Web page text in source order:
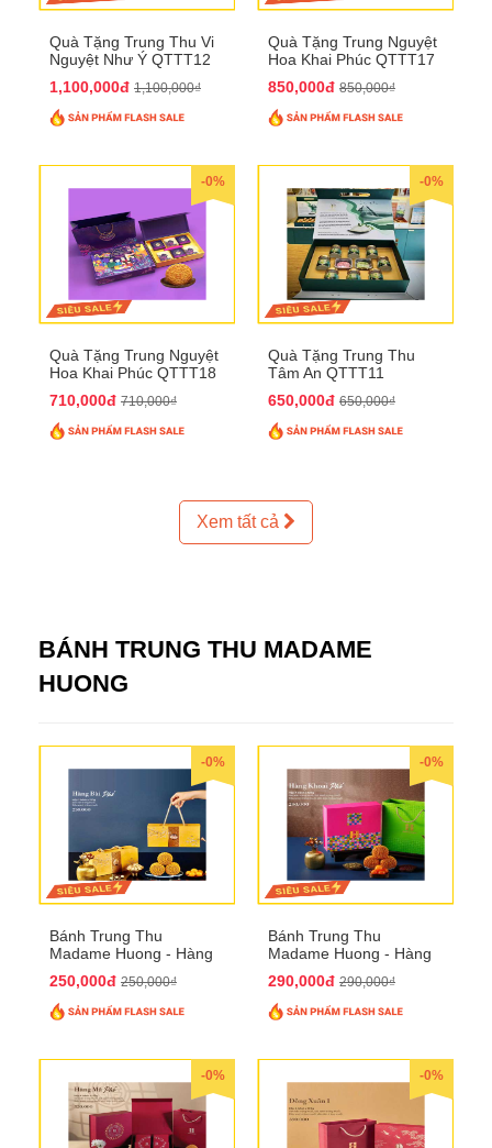
Quà Tặng Trung Thu Vi
Nguyệt Như Ý QTTT12
1,100,000đ 1,100,000₫
Quà Tặng Trung Nguyệt
Hoa Khai Phúc QTTT17
850,000đ 850,000₫
-0%
Quà Tặng Trung Nguyệt
Hoa Khai Phúc QTTT18
710,000đ 710,000₫
-0%
Quà Tặng Trung Thu
Tâm An QTTT11
650,000đ 650,000₫
Xem tất cả
BÁNH TRUNG THU MADAME
HUONG
-0%
Bánh Trung Thu
Madame Huong - Hàng
250,000đ 250,000₫
-0%
Bánh Trung Thu
Madame Huong - Hàng
290,000đ 290,000₫
-0% -0%